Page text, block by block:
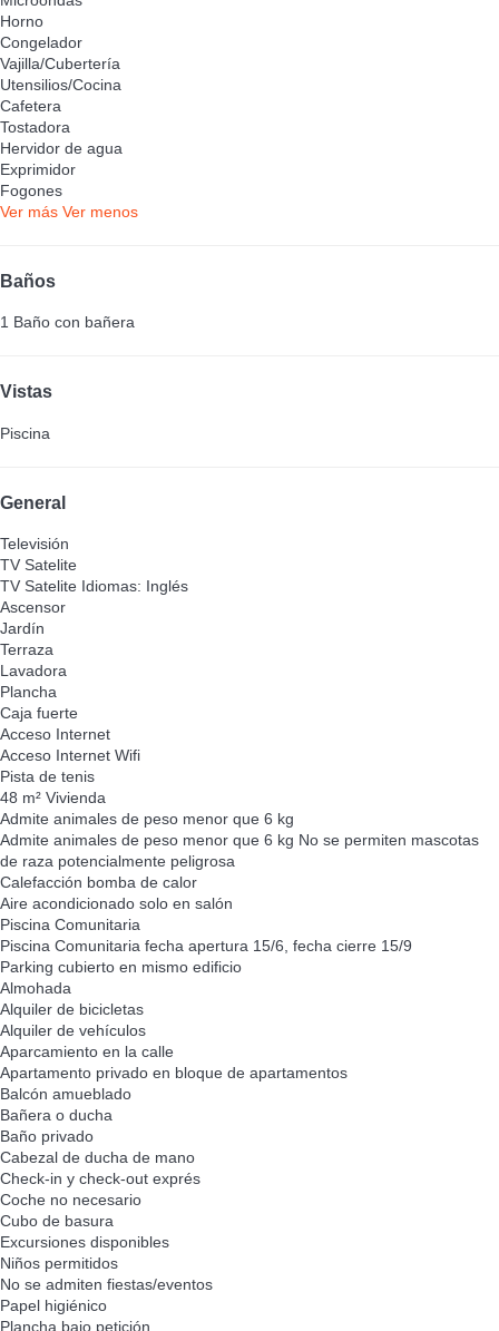
Horno
Congelador
Vajilla/Cubertería
Utensilios/Cocina
Cafetera
Tostadora
Hervidor de agua
Exprimidor
Fogones
Ver más Ver menos
Baños
1 Baño con bañera
Vistas
Piscina
General
Televisión
TV Satelite
TV Satelite Idiomas: Inglés
Ascensor
Jardín
Terraza
Lavadora
Plancha
Caja fuerte
Acceso Internet
Acceso Internet Wifi
Pista de tenis
48 m² Vivienda
Admite animales de peso menor que 6 kg
Admite animales de peso menor que 6 kg No se permiten mascotas
de raza potencialmente peligrosa
Calefacción bomba de calor
Aire acondicionado solo en salón
Piscina Comunitaria
Piscina Comunitaria fecha apertura 15/6, fecha cierre 15/9
Parking cubierto en mismo edificio
Almohada
Alquiler de bicicletas
Alquiler de vehículos
Aparcamiento en la calle
Apartamento privado en bloque de apartamentos
Balcón amueblado
Bañera o ducha
Baño privado
Cabezal de ducha de mano
Check-in y check-out exprés
Coche no necesario
Cubo de basura
Excursiones disponibles
Niños permitidos
No se admiten fiestas/eventos
Papel higiénico
Plancha bajo petición